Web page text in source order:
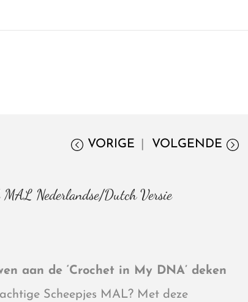
VORIGE VOLGENDE
MAL Nederlandse/Dutch Versie
aan de ‘Crochet in My DNA’ deken
Scheepjes MAL? Met deze